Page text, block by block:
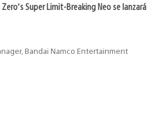
Super Limit-Breaking Neo se lanzará
Bandai Namco Entertainment